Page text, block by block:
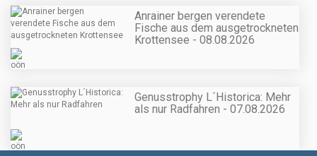
Anrainer bergen verendete
Fische aus dem ausgetrockneten
Krottensee - 08.08.2026
Genusstrophy L´Historica: Mehr
als nur Radfahren - 07.08.2026